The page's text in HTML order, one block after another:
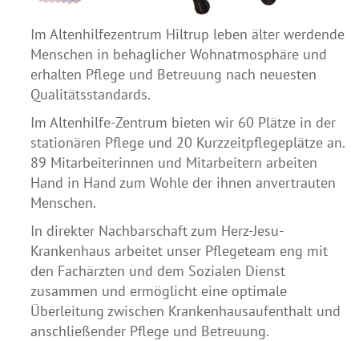
Im Altenhilfezentrum Hiltrup leben älter werdende
Menschen in behaglicher Wohnatmosphäre und
erhalten Pflege und Betreuung nach neuesten
Qualitätsstandards.
Im Altenhilfe-Zentrum bieten wir 60 Plätze in der
stationären Pflege und 20 Kurzzeitpflegeplätze an.
89 Mitarbeiterinnen und Mitarbeitern arbeiten
Hand in Hand zum Wohle der ihnen anvertrauten
Menschen.
In direkter Nachbarschaft zum Herz-Jesu-
Krankenhaus arbeitet unser Pflegeteam eng mit
den Fachärzten und dem Sozialen Dienst
zusammen und ermöglicht eine optimale
Überleitung zwischen Krankenhausaufenthalt und
anschließender Pflege und Betreuung.